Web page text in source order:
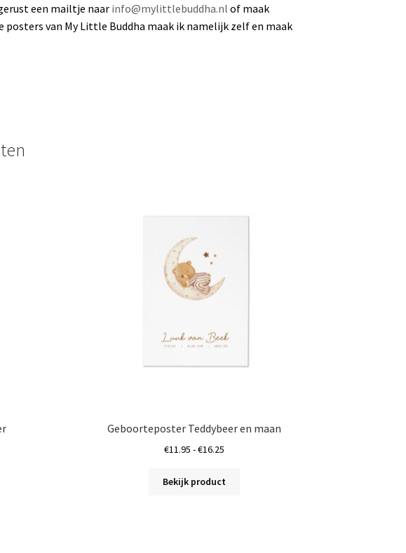
een mailtje naar info@mylittlebuddha.nl of maak
posters van My Little Buddha maak ik namelijk zelf en maak
Geboorteposter Teddybeer en maan
€11.95 -€16.25
tot
Bekijk product